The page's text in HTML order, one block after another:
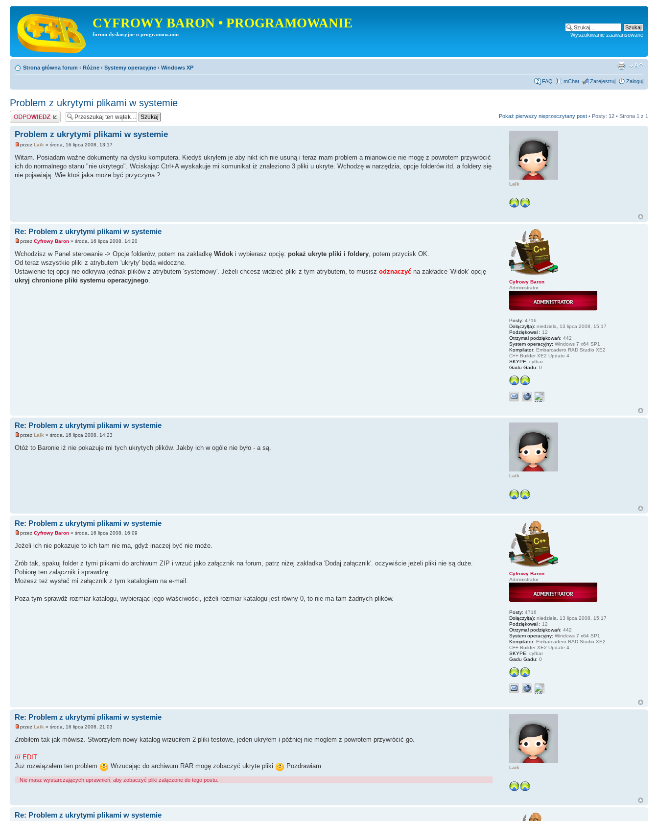
CYFROWY BARON • PROGRAMOWANIE
forum dyskusyjne o programowaniu Wyszukiwanie zaawansowane
Strona główna forum ‹ Różne ‹ Systemy operacyjne ‹ Windows XP
FAQ mChat Zarejestruj Zaloguj
Problem z ukrytymi plikami w systemie
Odpowiedz Pokaż pierwszy nieprzeczytany post • Posty: 12 • Strona 1 z 1
Problem z ukrytymi plikami w systemie
przez Laik » środa, 16 lipca 2008, 13:17
Witam. Posiadam ważne dokumenty na dysku komputera. Kiedyś ukryłem je aby nikt ich nie usuną i teraz mam problem a mianowicie nie mogę z powrotem przywrócić
ich do normalnego stanu "nie ukrytego". Wciskając Ctrl+A wyskakuje mi komunikat iż znaleziono 3 pliki u ukryte. Wchodzę w narzędzia, opcje folderów itd. a foldery się
nie pojawiają. Wie ktoś jaka może być przyczyna ?
Laik
Re: Problem z ukrytymi plikami w systemie
przez Cyfrowy Baron » środa, 16 lipca 2008, 14:20
Wchodzisz w Panel sterowanie -> Opcje folderów, potem na zakładkę Widok i wybierasz opcję: pokaż ukryte pliki i foldery , potem przycisk OK.
Od teraz wszystkie pliki z atrybutem 'ukryty' będą widoczne.
Ustawienie tej opcji nie odkrywa jednak plików z atrybutem 'systemowy'. Jeżeli chcesz widzieć pliki z tym atrybutem, to musisz odznaczyć na zakładce 'Widok' opcję
ukryj chronione pliki systemu operacyjnego
Cyfrowy Baron
Administrator
Posty: 4716
Dołączył(a): niedziela, 13 lipca 2008, 15:17
Podziękował : 12
Otrzymał podziękowań: 442
System operacyjny: Windows 7 x64 SP1
Kompilator: Embarcadero RAD Studio XE2
C++ Builder XE2 Update 4
SKYPE: cyfbar
Gadu Gadu: 0
Re: Problem z ukrytymi plikami w systemie
przez Laik » środa, 16 lipca 2008, 14:23
Otóż to Baronie iż nie pokazuje mi tych ukrytych plików. Jakby ich w ogóle nie było - a są.
Laik
Re: Problem z ukrytymi plikami w systemie
przez Cyfrowy Baron » środa, 16 lipca 2008, 16:09
Jeżeli ich nie pokazuje to ich tam nie ma, gdyż inaczej być nie może.
Zrób tak, spakuj folder z tymi plikami do archiwum ZIP i wrzuć jako załącznik na forum, patrz niżej zakładka 'Dodaj załącznik'. oczywiście jeżeli pliki nie są duże.
Pobiorę ten załącznik i sprawdzę.
Możesz też wysłać mi załącznik z tym katalogiem na e-mail.
Poza tym sprawdź rozmiar katalogu, wybierając jego właściwości, jeżeli rozmiar katalogu jest równy 0, to nie ma tam żadnych plików.
Cyfrowy Baron
Administrator
Posty: 4716
Dołączył(a): niedziela, 13 lipca 2008, 15:17
Podziękował : 12
Otrzymał podziękowań: 442
System operacyjny: Windows 7 x64 SP1
Kompilator: Embarcadero RAD Studio XE2
C++ Builder XE2 Update 4
SKYPE: cyfbar
Gadu Gadu: 0
Re: Problem z ukrytymi plikami w systemie
przez Laik » środa, 16 lipca 2008, 21:03
Zrobiłem tak jak mówisz. Stworzyłem nowy katalog wrzuciłem 2 pliki testowe, jeden ukryłem i później nie moglem z powrotem przywrócić go.
/// EDIT
Już rozwiązałem ten problem
Wrzucając do archiwum RAR mogę zobaczyć ukryte pliki Pozdrawiam
Nie masz wystarczających uprawnień, aby zobaczyć pliki załączone do tego postu.
Laik
Re: Problem z ukrytymi plikami w systemie